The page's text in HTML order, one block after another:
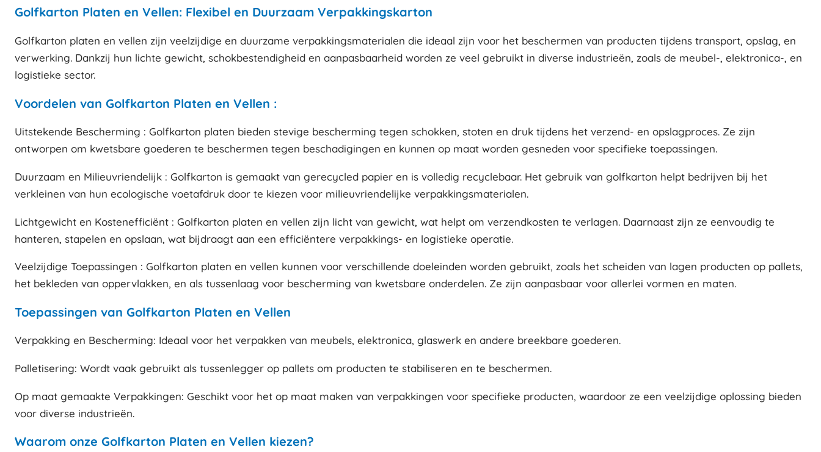
Golfkarton Platen en Vellen: Flexibel en Duurzaam Verpakkingskarton
Golfkarton platen en vellen zijn veelzijdige en duurzame verpakkingsmaterialen die ideaal zijn voor het beschermen van producten tijdens transport, opslag, en
verwerking. Dankzij hun lichte gewicht, schokbestendigheid en aanpasbaarheid worden ze veel gebruikt in diverse industrieën, zoals de meubel-, elektronica-, en
logistieke sector.
Voordelen van Golfkarton Platen en Vellen :
Uitstekende Bescherming : Golfkarton platen bieden stevige bescherming tegen schokken, stoten en druk tijdens het verzend- en opslagproces. Ze zijn
ontworpen om kwetsbare goederen te beschermen tegen beschadigingen en kunnen op maat worden gesneden voor specifieke toepassingen.
Duurzaam en Milieuvriendelijk : Golfkarton is gemaakt van gerecycled papier en is volledig recyclebaar. Het gebruik van golfkarton helpt bedrijven bij het
verkleinen van hun ecologische voetafdruk door te kiezen voor milieuvriendelijke verpakkingsmaterialen.
Lichtgewicht en Kostenefficiënt : Golfkarton platen en vellen zijn licht van gewicht, wat helpt om verzendkosten te verlagen. Daarnaast zijn ze eenvoudig te
hanteren, stapelen en opslaan, wat bijdraagt aan een efficiëntere verpakkings- en logistieke operatie.
Veelzijdige Toepassingen : Golfkarton platen en vellen kunnen voor verschillende doeleinden worden gebruikt, zoals het scheiden van lagen producten op pallets,
het bekleden van oppervlakken, en als tussenlaag voor bescherming van kwetsbare onderdelen. Ze zijn aanpasbaar voor allerlei vormen en maten.
Toepassingen van Golfkarton Platen en Vellen
Verpakking en Bescherming: Ideaal voor het verpakken van meubels, elektronica, glaswerk en andere breekbare goederen.
Palletisering: Wordt vaak gebruikt als tussenlegger op pallets om producten te stabiliseren en te beschermen.
Op maat gemaakte Verpakkingen: Geschikt voor het op maat maken van verpakkingen voor specifieke producten, waardoor ze een veelzijdige oplossing bieden
voor diverse industrieën.
Waarom onze Golfkarton Platen en Vellen kiezen?